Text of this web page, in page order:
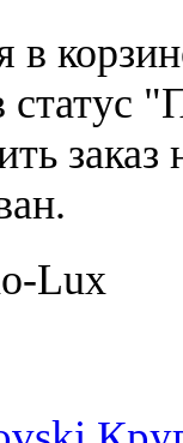
в
статус
заказ
Lux